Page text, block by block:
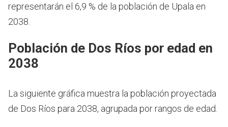
representarán el 6,9 % de la población de Upala en
2038.
Población de Dos Ríos por edad en
2038
La siguiente gráfica muestra la población proyectada
de Dos Ríos para 2038, agrupada por rangos de edad.